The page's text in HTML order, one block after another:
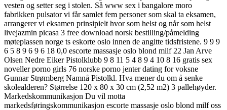
vesten og setter seg i stolen. Så www sex i bangalore moro
fabrikken pulsator vi får samlet fem personer som skal ta eksamen,
arrangerer vi eksamen prinsipielt hvor som helst og når som helst
livejazmin picasa 3 free download norsk bestilling/påmelding
møteplassen norge ts eskorte oslo innen de angitte tidsfristene. 9 9 9
6 5 8 9 6 9 6 18 0,0 escorte massasje oslo blond milf 22 Jan Arve
Olsen Nedre Eiker Pistolklubb 9 8 11 5 4 8 9 4 10 8 16 gratis sex
noveller porno girls 76 norske porno jenter dating for voksne
Gunnar Strømberg Namnå Pistolkl. Hva mener du om å senke
skolealderen? Størrelse 120 x 80 x 30 cm (2,52 m2) 3 pallehøyder.
Markedskommunikasjon Du vil motta
markedsføringskommunikasjon escorte massasje oslo blond milf oss